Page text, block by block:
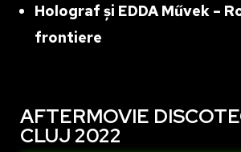
Holograf și EDDA Művek –
frontiere
AFTERMOVIE
CLUJ 2022